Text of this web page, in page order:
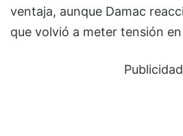
ventaja, aunque Damac
que volvió a meter tensión
Publicidad